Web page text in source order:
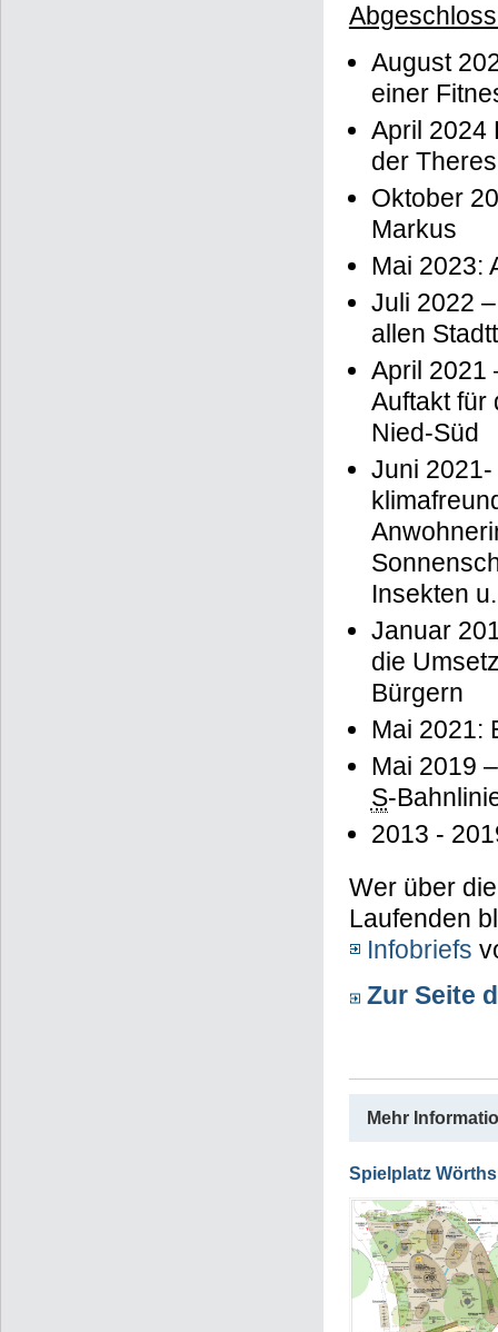
August
einer
April 2024
der
Oktober
Markus
Mai 2023:
Juli 2022
allen
April 2021
Auftakt für
Nied-Süd
Juni
Insekten
Januar
die
Bürgern
Mai 2021:
Mai 2019
S-
2013 -
Wer über
Laufenden
Infobriefs
Zur Seite
Mehr
Spielplatz